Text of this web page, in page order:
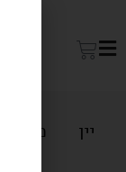
יין מתנות